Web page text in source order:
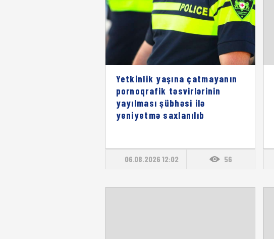
Yetkinlik yaşına çatmayanın
pornoqrafik təsvirlərinin
yayılması şübhəsi ilə
yeniyetmə saxlanılıb
06.08.2026 12:02 56